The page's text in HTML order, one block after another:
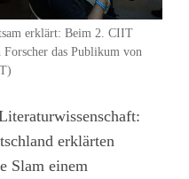
erklärt: Beim 2. CIIT
Forscher das Publikum von
erklärten
Slam einem